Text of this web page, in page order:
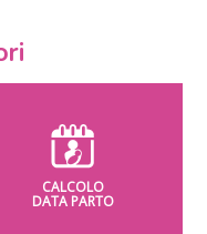
CALCOLO
DATA PARTO